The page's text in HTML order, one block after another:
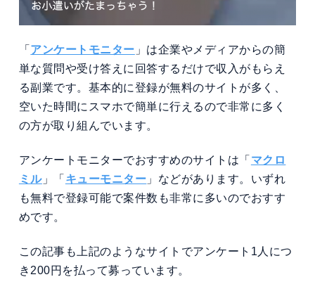
「 アンケートモニター 」は企業やメディアからの簡
単な質問や受け答えに回答するだけで収入がもらえ
る副業です。基本的に登録が無料のサイトが多く、
空いた時間にスマホで簡単に行えるので非常に多く
の方が取り組んでいます。
アンケートモニターでおすすめのサイトは「 マクロ
ミル」「 キューモニター 」などがあります。いずれ
も無料で登録可能で案件数も非常に多いのでおすす
めです。
この記事も上記のようなサイトでアンケート1人につ
き200円を払って募っています。